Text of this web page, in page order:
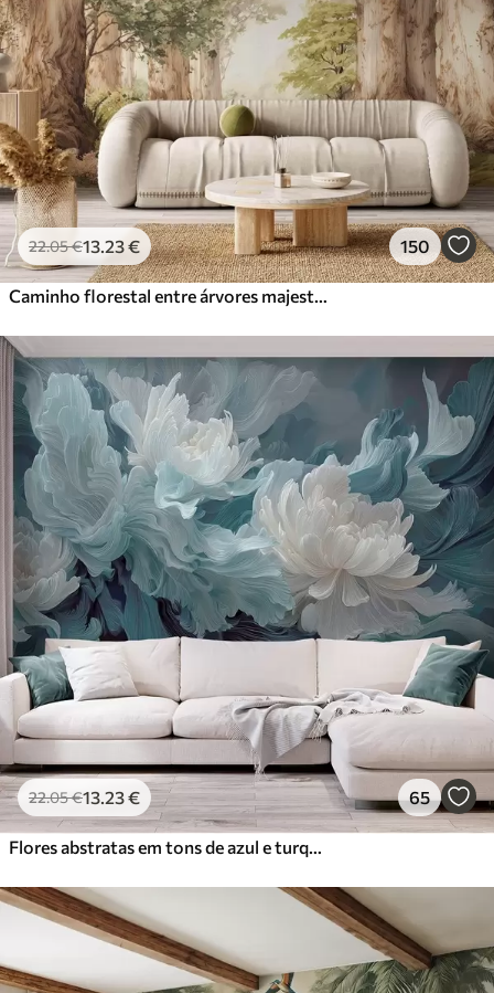
22.05€13 .23€ 150
22.05€13 .23€ 65